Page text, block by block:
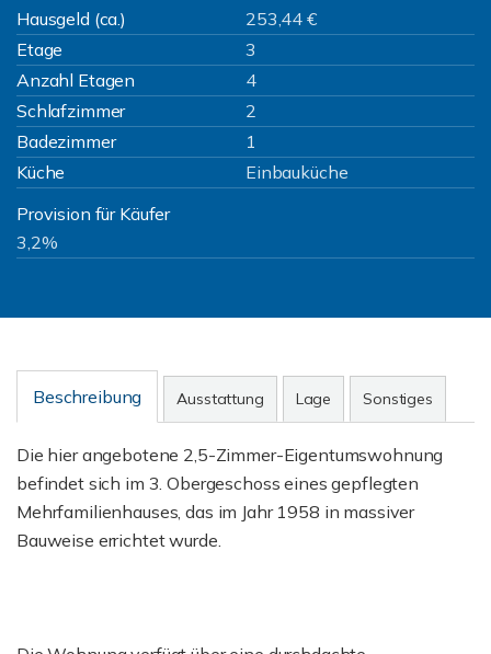
Hausgeld (ca.)
253,44 €
Etage
3
Anzahl Etagen
4
Schlafzimmer
2
Badezimmer
1
Küche
Einbauküche
Provision für Käufer
3,2%
Beschreibung Ausstattung Lage Sonstiges
Die hier angebotene 2,5-Zimmer-Eigentumswohnung
befindet sich im 3. Obergeschoss eines gepflegten
Mehrfamilienhauses, das im Jahr 1958 in massiver
Bauweise errichtet wurde.